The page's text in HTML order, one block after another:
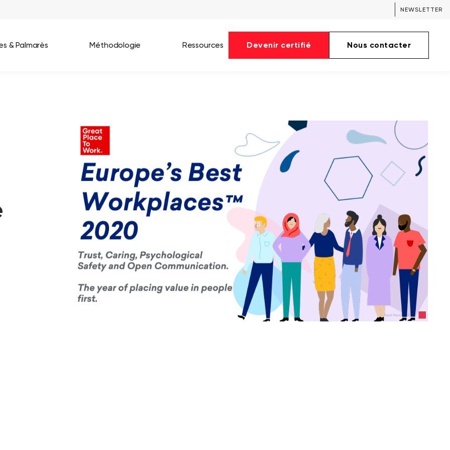
NEWSLETTER
& Palmarès
Great Place To Work In Tech 2026
Best Workplaces For Women 2025
Best Workplaces Europe 2025
Tous nos palmarès
Méthodologie Ressources Devenir certifié Nous contacter